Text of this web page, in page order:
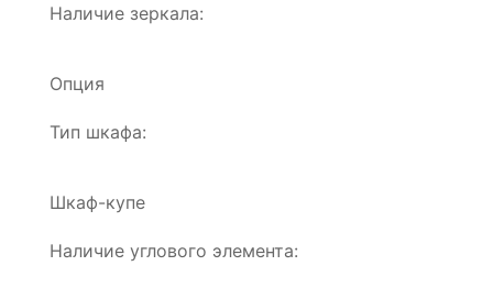
Наличие зеркала:
Опция
Тип шкафа:
Шкаф-купе
Наличие углового элемента: